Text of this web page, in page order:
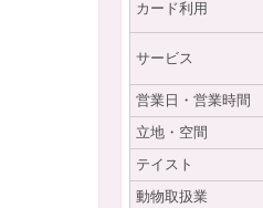
カード利用
サービス
営業日・営業時間
立地・空間
テイスト
動物取扱業